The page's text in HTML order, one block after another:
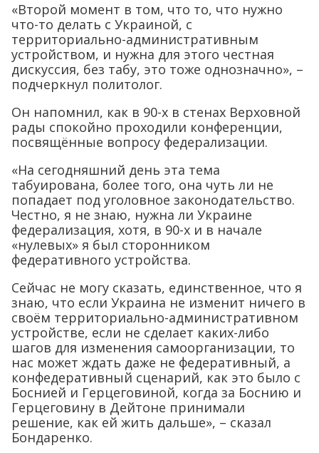
«Второй момент в том, что то, что нужно
что-то делать с Украиной, с
территориально-административным
устройством, и нужна для этого честная
дискуссия, без табу, это тоже однозначно», –
подчеркнул политолог.
Он напомнил, как в 90-х в стенах Верховной
рады спокойно проходили конференции,
посвящённые вопросу федерализации.
«На сегодняшний день эта тема
табуирована, более того, она чуть ли не
попадает под уголовное законодательство.
Честно, я не знаю, нужна ли Украине
федерализация, хотя, в 90-х и в начале
«нулевых» я был сторонником
федеративного устройства.
Сейчас не могу сказать, единственное, что я
знаю, что если Украина не изменит ничего в
своём территориально-административном
устройстве, если не сделает каких-либо
шагов для изменения самоорганизации, то
нас может ждать даже не федеративный, а
конфедеративный сценарий, как это было с
Боснией и Герцеговиной, когда за Боснию и
Герцеговину в Дейтоне принимали
решение, как ей жить дальше», – сказал
Бондаренко.